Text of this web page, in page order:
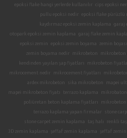
epoksi flake hangi yerlerde kullanılır
cips epoksi
pullu epoksi nedir
epoksi flake pürüzlü
kaydırmaz epoksi zemin kaplama garaj
otopark epoksi zemin kaplama garaj flake zemin
epoksi zemin epoksi zemin boyama zemin boyası
zemin boyama nedir
mikrobeton mikrobeton
kendinden yayılan şap fiyatları
mikrobeton
mikrocement nedir
mikrocement fiyatları
ardex mikrobeton
sika mikrobeton mapei
mapei mikrobeton fiyatı
terrazo kaplama
poliüretan beton kaplama fiyatları
mikrobeton
terrazo kaplama yapan firmalar
stone
stone carpet zemin kaplama
taş halı renkli taş
3D zemin kaplama
şeffaf zemin kaplama şeffaf